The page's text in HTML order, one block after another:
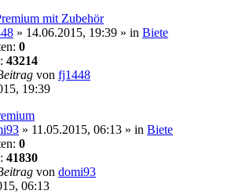
mit Zubehör
» 14.06.2015, 19:39 » in Biete
0
43214
von fj1448
19:39
» 11.05.2015, 06:13 » in Biete
0
41830
von domi93
06:13